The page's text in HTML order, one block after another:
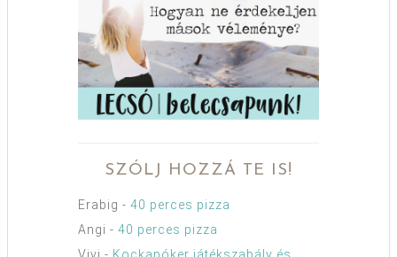
SZÓLJ HOZZÁ TE IS!
Erabig - 40 perces pizza
Angi - 40 perces pizza